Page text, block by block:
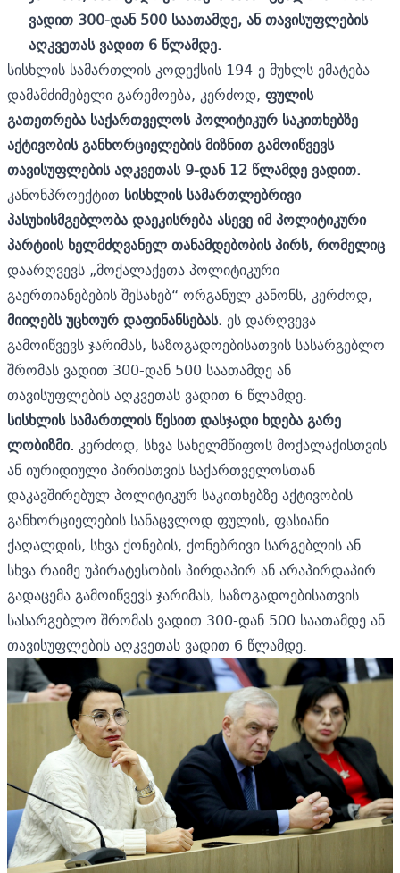
ვადით 300-დან 500 საათამდე, ან თავისუფლების
აღკვეთას ვადით 6 წლამდე.
სისხლის სამართლის კოდექსის 194-ე მუხლს ემატება
დამამძიმებელი გარემოება, კერძოდ, ფულის
გათეთრება საქართველოს პოლიტიკურ საკითხებზე
აქტივობის განხორციელების მიზნით გამოიწვევს
თავისუფლების აღკვეთას 9-დან 12 წლამდე ვადით.
კანონპროექტით სისხლის სამართლებრივი
პასუხისმგებლობა დაეკისრება ასევე იმ პოლიტიკური
პარტიის ხელმძღვანელ თანამდებობის პირს, რომელიც
დაარღვევს „მოქალაქეთა პოლიტიკური
გაერთიანებების შესახებ“ ორგანულ კანონს, კერძოდ,
მიიღებს უცხოურ დაფინანსებას. ეს დარღვევა
გამოიწვევს ჯარიმას, საზოგადოებისათვის სასარგებლო
შრომას ვადით 300-დან 500 საათამდე ან
თავისუფლების აღკვეთას ვადით 6 წლამდე.
სისხლის სამართლის წესით დასჯადი ხდება გარე
ლობიზმი. კერძოდ, სხვა სახელმწიფოს მოქალაქისთვის
ან იურიდიული პირისთვის საქართველოსთან
დაკავშირებულ პოლიტიკურ საკითხებზე აქტივობის
განხორციელების სანაცვლოდ ფულის, ფასიანი
ქაღალდის, სხვა ქონების, ქონებრივი სარგებლის ან
სხვა რაიმე უპირატესობის პირდაპირ ან არაპირდაპირ
გადაცემა გამოიწვევს ჯარიმას, საზოგადოებისათვის
სასარგებლო შრომას ვადით 300-დან 500 საათამდე ან
თავისუფლების აღკვეთას ვადით 6 წლამდე.